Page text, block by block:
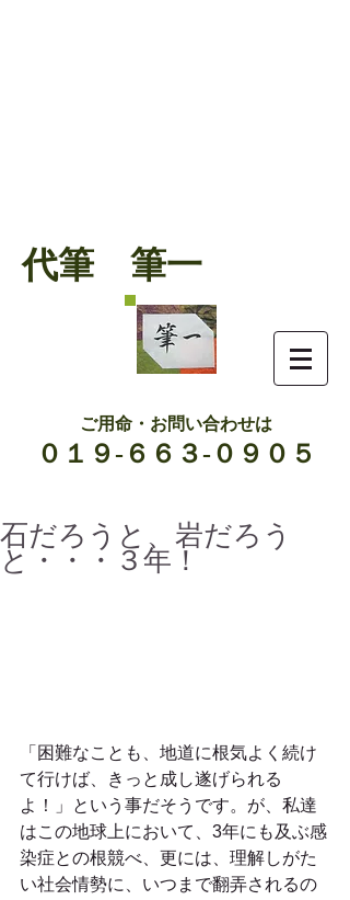
代筆 筆一
ご用命・お問い合わせは
０１９-６６３-０９０５
石だろうと、岩だろう
と・・・３年！
「困難なことも、地道に根気よく続け
て行けば、きっと成し遂げられる
よ！」という事だそうです。が、私達
はこの地球上において、3年にも及ぶ感
染症との根競べ、更には、理解しがた
い社会情勢に、いつまで翻弄されるの